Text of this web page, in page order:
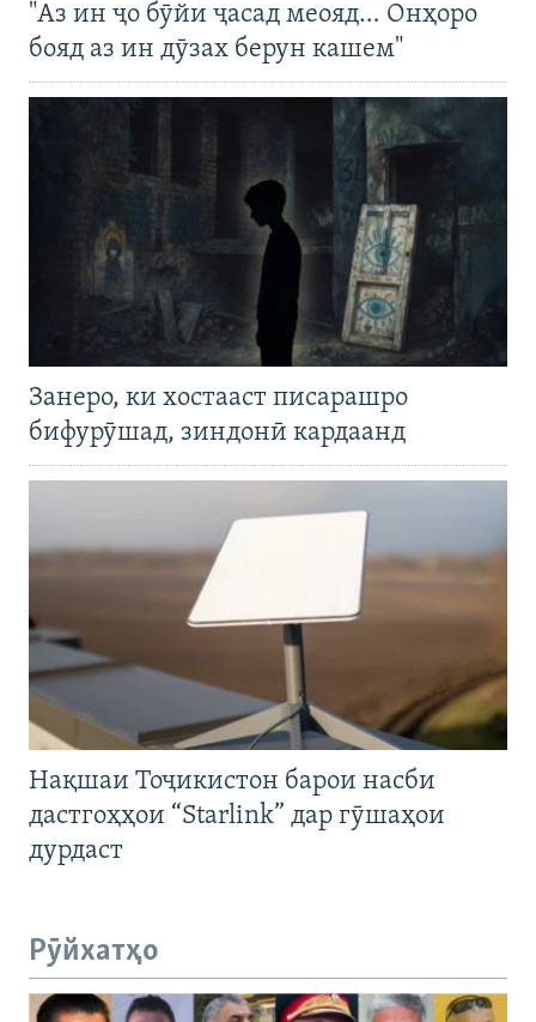
"Аз ин ҷо бӯйи ҷасад меояд… Онҳоро
бояд аз ин дӯзах берун кашем"
Занеро, ки хостааст писарашро
бифурӯшад, зиндонӣ кардаанд
Нақшаи Тоҷикистон барои насби
дастгоҳҳои “Starlink” дар гӯшаҳои
дурдаст
Рӯйхатҳо